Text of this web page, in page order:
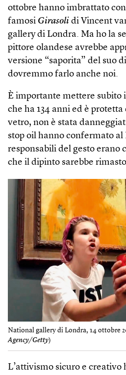
ottobre hanno imbrattato
famosi Girasoli di Vincent
gallery di Londra. Ma ho la
pittore olandese avrebbe
versione “saporita” del suo
dovremmo farlo anche noi.
È importante mettere subito
che ha 134 anni ed è
vetro, non è stata
stop oil hanno confermato al
responsabili del gesto erano
che il dipinto sarebbe
National gallery di Londra, 14 ottobre
Agency/Getty)
L’attivismo sicuro e creativo